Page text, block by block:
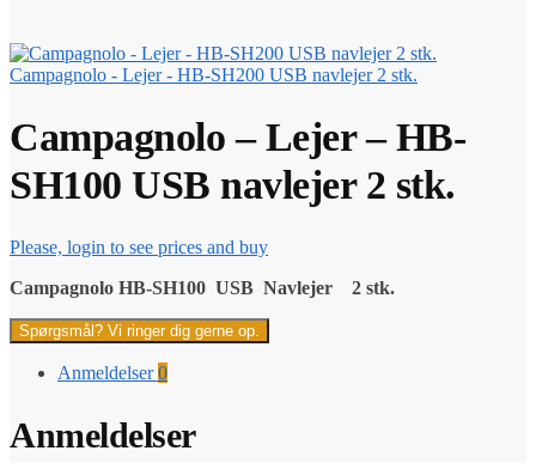
Campagnolo - Lejer - HB-SH200 USB navlejer 2 stk.
Campagnolo – Lejer – HB-
SH100 USB navlejer 2 stk.
Please, login to see prices and buy
Campagnolo HB-SH100 USB Navlejer 2 stk.
Spørgsmål? Vi ringer dig gerne op.
Anmeldelser0
Anmeldelser